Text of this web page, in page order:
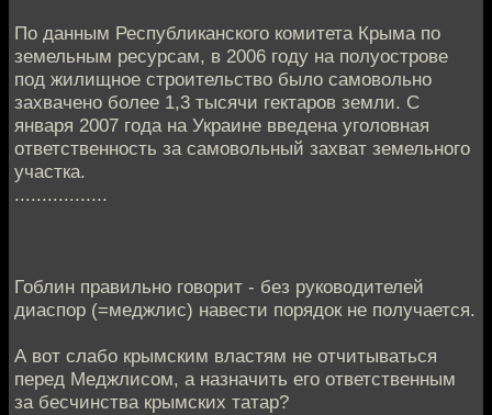
По данным Республиканского комитета Крыма по
земельным ресурсам, в 2006 году на полуострове
под жилищное строительство было самовольно
захвачено более 1,3 тысячи гектаров земли. С
января 2007 года на Украине введена уголовная
ответственность за самовольный захват земельного
участка.
.................
Гоблин правильно говорит - без руководителей
диаспор (=меджлис) навести порядок не получается.
А вот слабо крымским властям не отчитываться
перед Меджлисом, а назначить его ответственным
за бесчинства крымских татар?